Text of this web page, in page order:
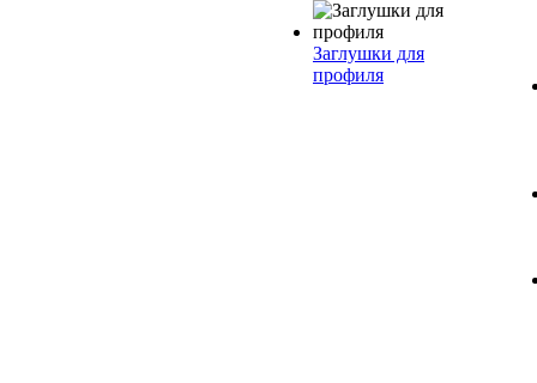
Заглушки для
профиля